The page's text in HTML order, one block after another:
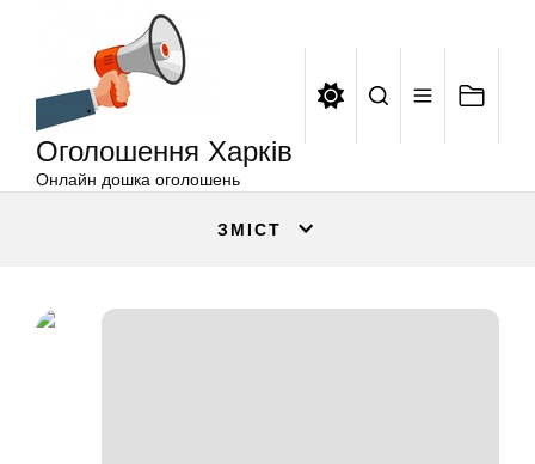
Оголошення Харків
Онлайн дошка оголошень
ЗМІСТ